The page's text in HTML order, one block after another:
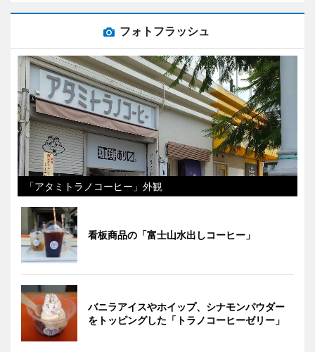
フォトフラッシュ
「アタミトラノコーヒー」外観
看板商品の「富士山水出しコーヒー」
バニラアイスやホイップ、シナモンパウダー
をトッピングした「トラノコーヒーゼリー」